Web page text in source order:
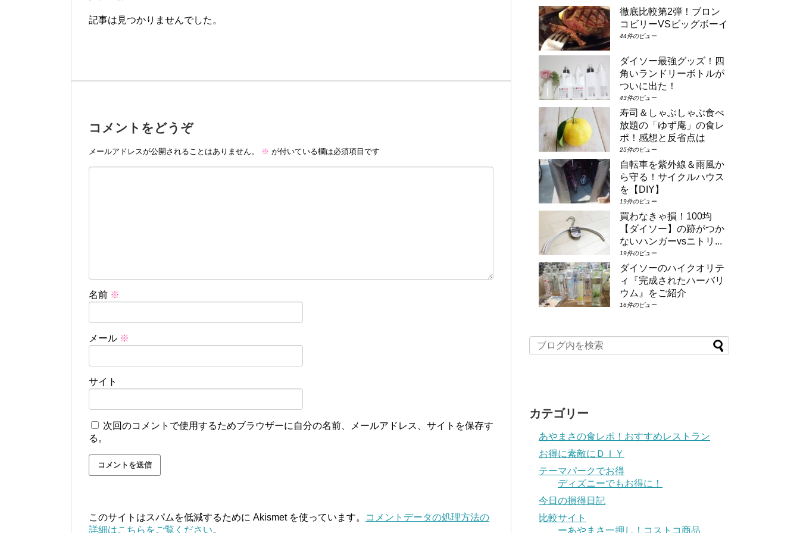
記事は見つかりませんでした。
コメントをどうぞ
メールアドレスが公開されることはありません。 ※ が付いている欄は必須項目です
名前 ※
メール ※
サイト
次回のコメントで使用するためブラウザーに自分の名前、メールアドレス、サイトを保存す
る。
このサイトはスパムを低減するために Akismet を使っています。
コメントデータの処理方法の
詳細はこちらをご覧ください。
場合は①コンシェルジュ・スーペリアル
ーム（パークビュー）（3-6階）➁コン
シェルジュ・デラックスルーム（パーク
ビュー）（3-6階）③コンシェルジュ・
スーペリアルーム（パークビュー）（7-
8階）④コンシェルジュ・デラックスル
ーム（パークビュー）（7-8階）とな
り...
徹底比較第2弾！ブロン
コビリーVSビッグボーイ
44件のビュー
ダイソー最強グッズ！四
角いランドリーボトルが
ついに出た！
43件のビュー
寿司＆しゃぶしゃぶ食べ
放題の「ゆず庵」の食レ
ポ！感想と反省点は
25件のビュー
自転車を紫外線＆雨風か
ら守る！サイクルハウス
を【DIY】
19件のビュー
買わなきゃ損！100均
【ダイソー】の跡がつか
ないハンガーvsニトリ...
19件のビュー
ダイソーのハイクオリテ
ィ『完成されたハーバリ
ウム』をご紹介
16件のビュー
カテゴリー
あやまさの食レポ！おすすめレストラン
お得に素敵にＤＩＹ
テーマパークでお得
ディズニーでもお得に！
今日の損得日記
比較サイト
ーあやまさ一押し！コストコ商品